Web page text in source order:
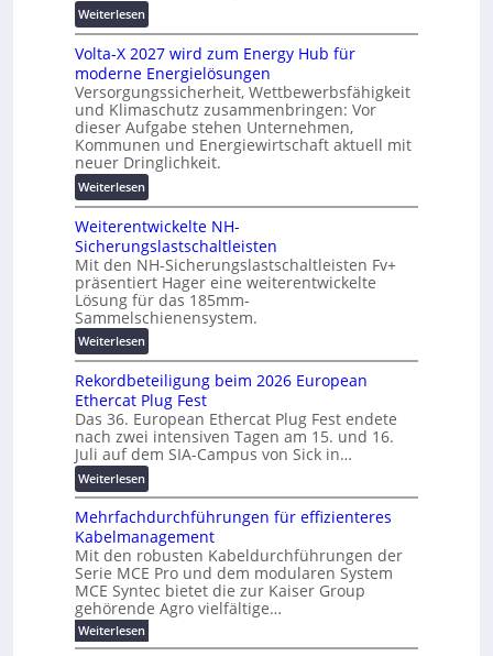
i
r
u
n
g
s
l
ö
s
u
n
g
e
n
t
e
s
c
h
u
z
u
n
d
d
g
i
t
a
l
e
T
r
a
n
s
p
a
e
n
z
Weiterlesen:
M
a
s
c
h
i
n
e
n
b
a
u
:
F
o
r
s
h
u
n
g
s
f
r
d
e
r
u
n
g
Volta-X 2027 wird zum Energy Hub für
moderne Energielösungen
Versorgungssicherheit, Wettbewerbsfähigkeit
und Klimaschutz zusammenbringen: Vor
dieser Aufgabe stehen Unternehmen,
Kommunen und Energiewirtschaft aktuell mit
neuer Dringlichkeit.
Weiterlesen:
V
o
l
t
a
-
X
2
0
2
7
w
i
r
d
z
u
m
E
n
e
r
g
Weiterentwickelte NH-
Sicherungslastschaltleisten
Mit den NH-Sicherungslastschaltleisten Fv+
präsentiert Hager eine weiterentwickelte
Lösung für das 185mm-
Sammelschienensystem.
Weiterlesen:
W
e
i
t
e
r
e
n
t
w
i
c
k
e
l
Rekordbeteiligung beim 2026 European
Ethercat Plug Fest
Das 36. European Ethercat Plug Fest endete
nach zwei intensiven Tagen am 15. und 16.
Juli auf dem SIA-Campus von Sick in…
Weiterlesen:
R
e
k
o
r
d
b
e
Mehrfachdurchführungen für effizienteres
Kabelmanagement
Mit den robusten Kabeldurchführungen der
Serie MCE Pro und dem modularen System
MCE Syntec bietet die zur Kaiser Group
gehörende Agro vielfältige…
Weiterlesen:
M